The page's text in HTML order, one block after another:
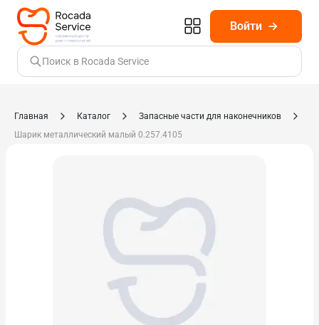
Войти
Поиск в Rocada Service
Главная Каталог
Запасные части для наконечников
Шарик металлический малый 0.257.4105